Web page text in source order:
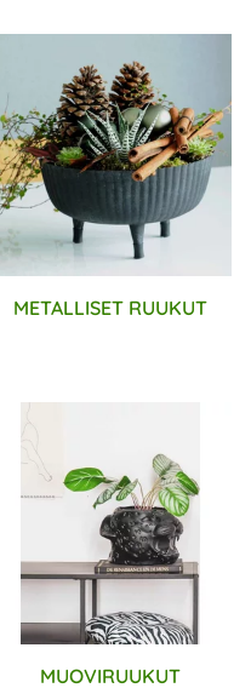
METALLISET RUUKUT
MUOVIRUUKUT